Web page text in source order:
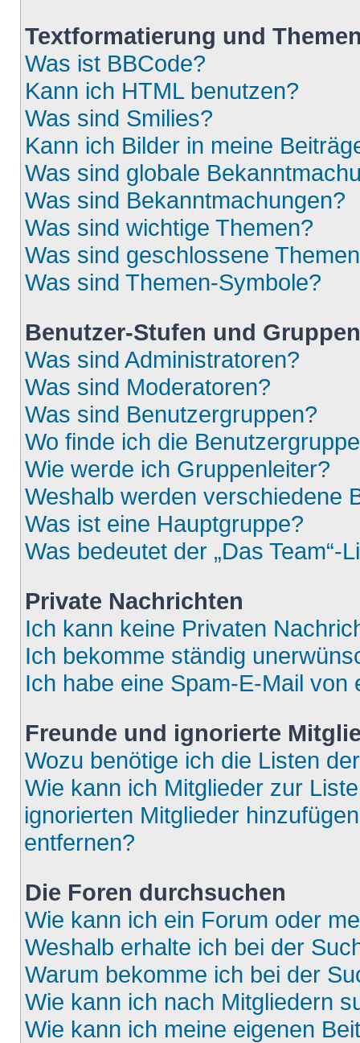
Textformatierung und
Was ist BBCode?
Kann ich HTML benutzen?
Was sind Smilies?
Kann ich Bilder in meine
Was sind globale
Was sind Bekanntmachungen?
Was sind wichtige Themen?
Was sind geschlossene
Was sind Themen-Symbole?
Benutzer-Stufen und Gruppen
Was sind Administratoren?
Was sind Moderatoren?
Was sind Benutzergruppen?
Wo finde ich die
Wie werde ich Gruppenleiter?
Weshalb werden verschiedene
Was ist eine Hauptgruppe?
Was bedeutet der „Das Team“-
Private Nachrichten
Ich kann keine Privaten
Ich bekomme ständig
Ich habe eine Spam-E-Mail
Freunde und ignorierte
Wozu benötige ich die Listen
Wie kann ich Mitglieder zur
ignorierten Mitglieder
entfernen?
Die Foren durchsuchen
Wie kann ich ein Forum oder
Weshalb erhalte ich bei der
Warum bekomme ich bei der
Wie kann ich nach Mitgliedern
Wie kann ich meine eigenen